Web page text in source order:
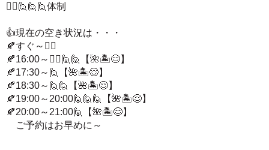
🙋‍♂🙋 🙋 🙋体制
👍現在の空き状況は・・・
🍂すぐ ～ 🙋‍♂
🍂16:00～ 🙋‍♂🙋 🙋 【🌺🏝️😌】
🍂17:30～ 🙋 【🌺🏝️😌】
🍂18:30～ 🙋 🙋 【🌺🏝️😌】
🍂19:00～20:00🙋 🙋 🙋 【🌺🏝️😌】
🍂20:00～21:00🙋 【🌺🏝️😌】
ご予約はお早めに～